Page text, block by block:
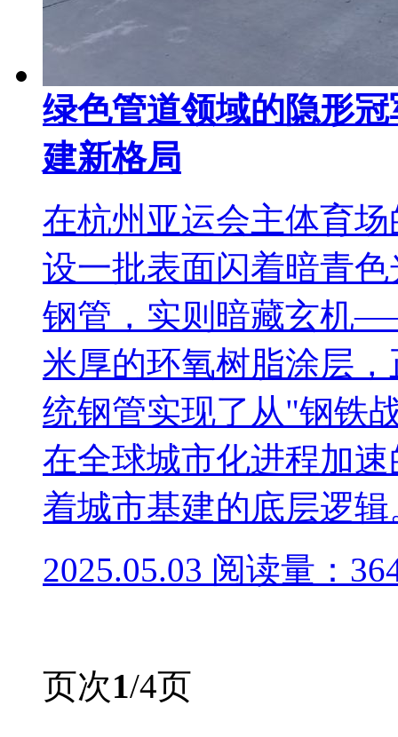
绿色管道领域的隐形
建新格局
在杭州亚运会主体育
设一批表面闪着暗青
钢管，实则暗藏玄机
米厚的环氧树脂涂层
统钢管实现了从"钢铁
在全球城市化进程加
着城市基建的底层逻辑
2025.05.03 阅读量：
页次1/4页